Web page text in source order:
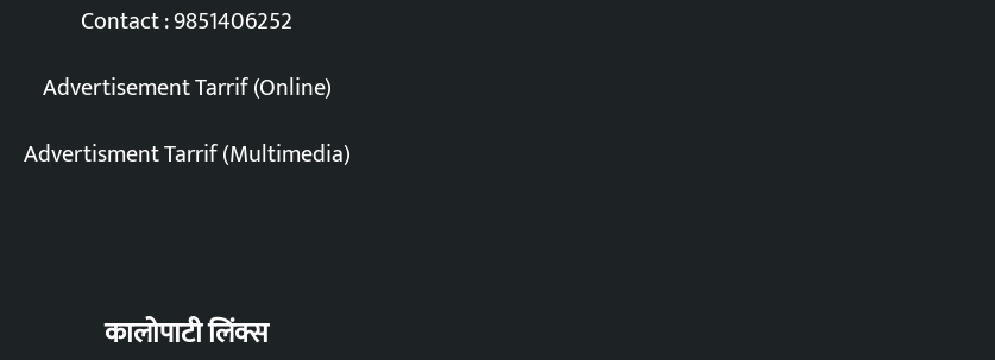
Contact : 9851406252
Advertisement Tarrif (Online)
Advertisment Tarrif (Multimedia)
कालोपाटी लिंक्स